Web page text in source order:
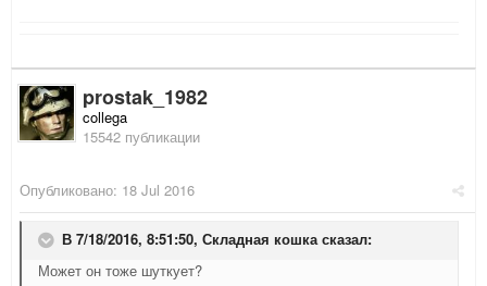
prostak_1982
collega
15542 публикации
Опубликовано: 18 Jul 2016
В 7/18/2016, 8:51:50, Складная кошкасказал:
Может он тоже шуткует?